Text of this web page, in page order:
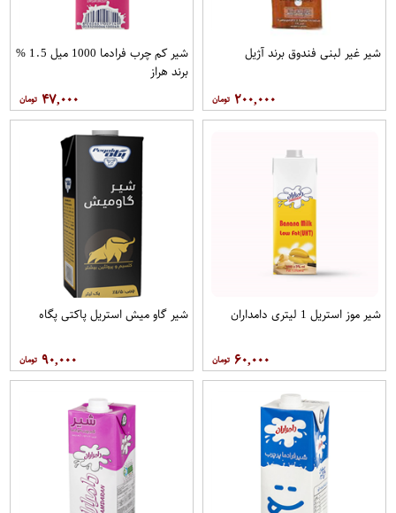
شیر غیر لبنی فندوق برند آژیل
۲۰۰,۰۰۰
شیر کم چرب فرادما 1000 میل 1.5 %
برند هراز
۴۷,۰۰۰
شیر موز استریل 1 لیتری دامداران
۶۰,۰۰۰
شیر گاو میش استریل پاکتی پگاه
۹۰,۰۰۰